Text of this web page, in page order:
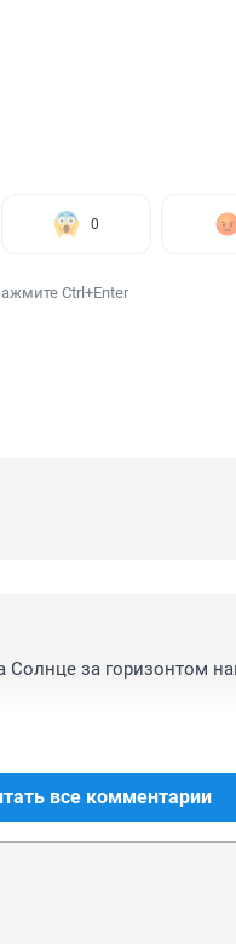
0
Ctrl+Enter
за горизонтом
все комментарии